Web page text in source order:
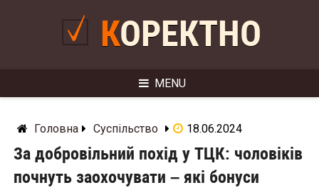
КОРЕКТНО
MENU
Головна Суспільство 18.06.2024
За добровільний похід у ТЦК: чоловіків
почнуть заохочувати – які бонуси